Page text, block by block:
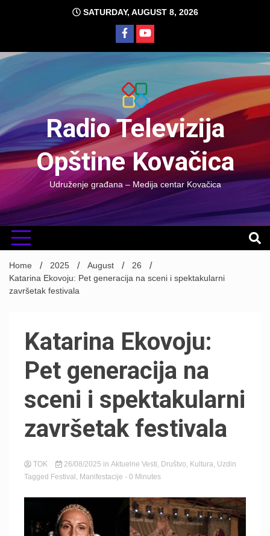
SATURDAY, AUGUST 8, 2026
Radio Televizija
Opštine Kovačica
Udruženje građana – Medija centar Kovačica
Home 2025 August
26
Katarina Ekovoju: Pet generacija na sceni i spektakularni
završetak festivala
Katarina Ekovoju:
Pet generacija na
sceni i spektakularni
završetak festivala
TOK 26/08/2025 in Aktuelne Vesti, Društvo, Kultura, Uzdin
Tagged Festival , Manifestacije - 0 Minutes